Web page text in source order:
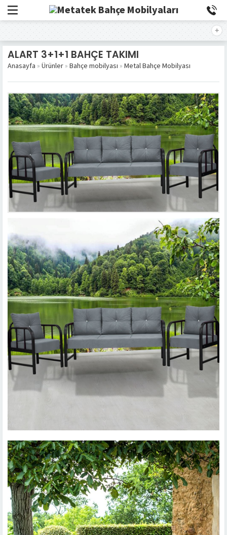
ALART 3+1+1 BAHÇE TAKIMI
Anasayfa » Ürünler » Bahçe mobilyası » Metal Bahçe Mobilyası